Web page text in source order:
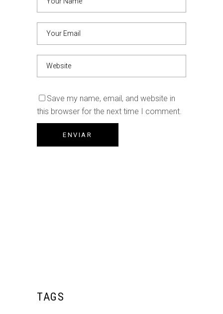
Save my name, email, and website in
this browser for the next time I comment.
TAGS